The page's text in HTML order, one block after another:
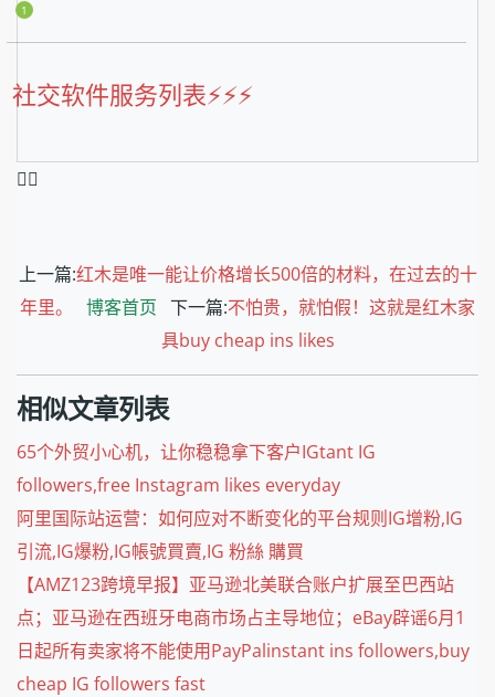
1
社交软件服务列表⚡️⚡️⚡️
❤️‍🔥
上一篇:红木是唯一能让价格增长500倍的材料，在过去的十
年里。
博客首页 下一篇:不怕贵，就怕假！这就是红木家
具buy cheap ins likes
相似文章列表
65个外贸小心机，让你稳稳拿下客户IGtant IG
followers,free Instagram likes everyday
阿里国际站运营：如何应对不断变化的平台规则IG增粉,IG
引流,IG爆粉,IG帳號買賣,IG 粉絲 購買
【AMZ123跨境早报】亚马逊北美联合账户扩展至巴西站
点；亚马逊在西班牙电商市场占主导地位；eBay辟谣6月1
日起所有卖家将不能使用PayPalinstant ins followers,buy
cheap IG followers fast